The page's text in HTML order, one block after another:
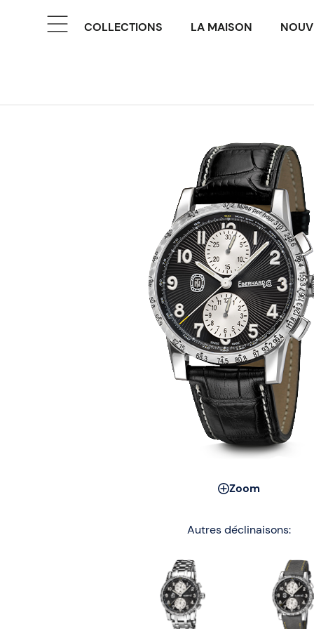
COLLECTIONS LA MAISON
Zoom
Autres déclinaisons: